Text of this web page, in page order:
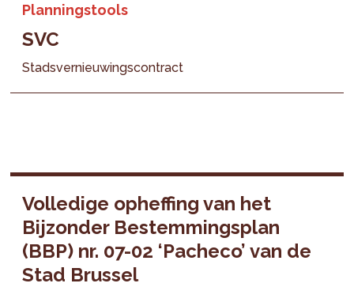
Planningstools
SVC
Stadsvernieuwingscontract
Volledige opheffing van het
Bijzonder Bestemmingsplan
(BBP) nr. 07-02 ‘Pacheco’ van de
Stad Brussel